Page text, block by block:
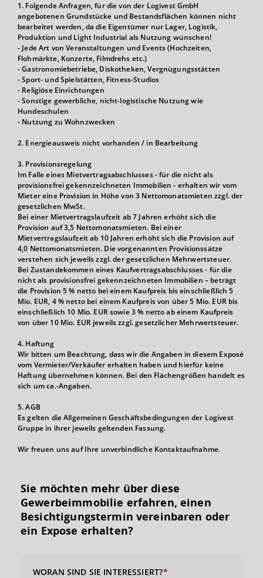
1. Folgende Anfragen, für die von der Logivest GmbH
angebotenen Grundstücke und Bestandsflächen können nicht
bearbeitet werden, da die Eigentümer nur Lager, Logistik,
Produktion und Light Industrial als Nutzung wünschen!
- Jede Art von Veranstaltungen und Events (Hochzeiten,
Flohmärkte, Konzerte, Filmdrehs etc.)
- Gastronomiebetriebe, Diskotheken, Vergnügungsstätten
- Sport- und Spielstätten, Fitness-Studios
- Religiöse Einrichtungen
- Sonstige gewerbliche, nicht-logistische Nutzung wie
Hundeschulen
- Nutzung zu Wohnzwecken
2. Energieausweis nicht vorhanden / in Bearbeitung
3. Provisionsregelung
Im Falle eines Mietvertragsabschlusses - für die nicht als
provisionsfrei gekennzeichneten Immobilien - erhalten wir vom
Mieter eine Provision in Höhe von 3 Nettomonatsmieten zzgl. der
gesetzlichen MwSt.
Bei einer Mietvertragslaufzeit ab 7 Jahren erhöht sich die
Provision auf 3,5 Nettomonatsmieten. Bei einer
Mietvertragslaufzeit ab 10 Jahren erhöht sich die Provision auf
4,0 Nettomonatsmieten. Die vorgenannten Provisionssätze
verstehen sich jeweils zzgl. der gesetzlichen Mehrwertsteuer.
Bei Zustandekommen eines Kaufvertragsabschlusses - für die
nicht als provisionsfrei gekennzeichneten Immobilien – beträgt
die Provision 5 % netto bei einem Kaufpreis bis einschließlich 5
Mio. EUR, 4 % netto bei einem Kaufpreis von über 5 Mio. EUR bis
einschließlich 10 Mio. EUR sowie 3 % netto ab einem Kaufpreis
von über 10 Mio. EUR jeweils zzgl. gesetzlicher Mehrwertsteuer.
4. Haftung
Wir bitten um Beachtung, dass wir die Angaben in diesem Exposé
vom Vermieter/Verkäufer erhalten haben und hierfür keine
Haftung übernehmen können. Bei den Flächengrößen handelt es
sich um ca.-Angaben.
5. AGB
Es gelten die Allgemeinen Geschäftsbedingungen der Logivest
Gruppe in ihrer jeweils geltenden Fassung.
Wir freuen uns auf Ihre unverbindliche Kontaktaufnahme.
Sie möchten mehr über diese
Gewerbeimmobilie erfahren, einen
Besichtigungs­termin vereinbaren oder
ein Expose erhalten?
WORAN SIND SIE INTERESSIERT?